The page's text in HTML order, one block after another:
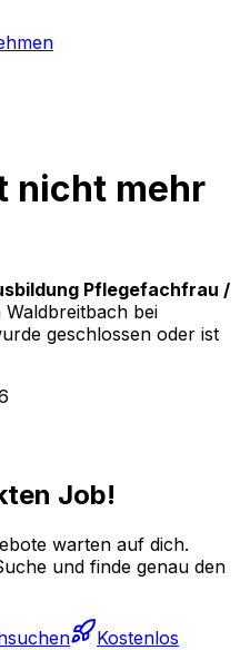
nicht mehr
Pflegefachfrau /
Waldbreitbach bei
geschlossen oder ist
Job!
warten auf dich.
und finde genau den
Kostenlos